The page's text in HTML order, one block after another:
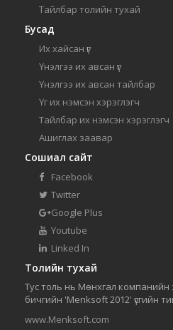
Тайлбар толийн тухай
Бусад
Их хайсан үг
Үнэлгээ их авсан үг
Үнэлгээ их авсан тайлбар
Үг их нэмсэн хэрэглэгч
Тайлбар их нэмсэн хэрэглэгч
Ашиглах заавар
Сошиал сайт
Facebook
Twitter
Google Plus
Youtube
Linked In
Толийн тухай
Тус толь нь Мөнхгал
бичгийн 'Menksoft 2012' үсгийн
www.Menksoft.com